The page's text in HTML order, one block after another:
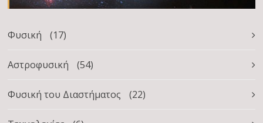
Φυσική (17)
Αστροφυσική (54)
Φυσική του Διαστήματος (22)